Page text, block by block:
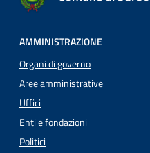
AMMINISTRAZIONE
Organi di governo
Aree amministrative
Uffici
Enti e fondazioni
Politici